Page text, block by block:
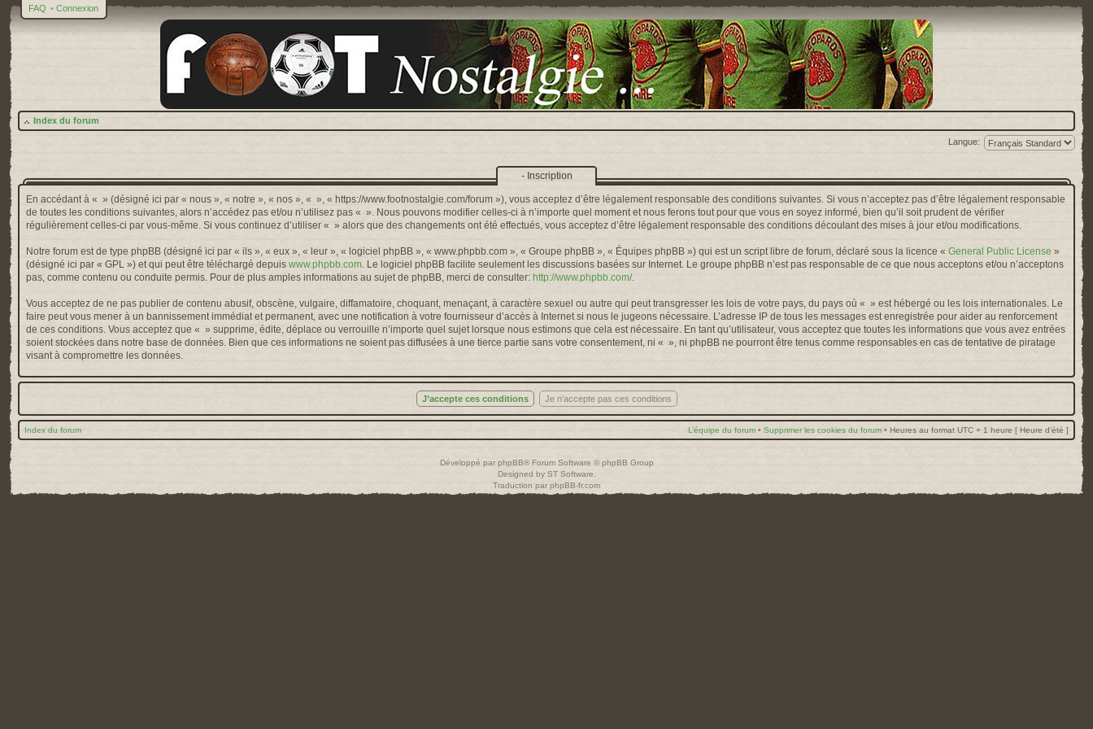
FAQ • Connexion
Index du forum
Langue:
- Inscription
En accédant à « » (désigné ici par « nous », « notre », « nos », « », « https://www.footnostalgie.com/forum »), vous acceptez d’être légalement responsable des conditions suivantes. Si vous n’acceptez pas d’être légalement responsable
de toutes les conditions suivantes, alors n’accédez pas et/ou n’utilisez pas « ». Nous pouvons modifier celles-ci à n’importe quel moment et nous ferons tout pour que vous en soyez informé, bien qu’il soit prudent de vérifier
régulièrement celles-ci par vous-même. Si vous continuez d’utiliser « » alors que des changements ont été effectués, vous acceptez d’être légalement responsable des conditions découlant des mises à jour et/ou modifications.
Notre forum est de type phpBB (désigné ici par « ils », « eux », « leur », « logiciel phpBB », « www.phpbb.com », « Groupe phpBB », « Équipes phpBB ») qui est un script libre de forum, déclaré sous la licence « General Public License »
(désigné ici par « GPL ») et qui peut être téléchargé depuis www.phpbb.com . Le logiciel phpBB facilite seulement les discussions basées sur Internet. Le groupe phpBB n’est pas responsable de ce que nous acceptons et/ou n’acceptons
pas, comme contenu ou conduite permis. Pour de plus amples informations au sujet de phpBB, merci de consulter: http://www.phpbb.com/.
Vous acceptez de ne pas publier de contenu abusif, obscène, vulgaire, diffamatoire, choquant, menaçant, à caractère sexuel ou autre qui peut transgresser les lois de votre pays, du pays où « » est hébergé ou les lois internationales. Le
faire peut vous mener à un bannissement immédiat et permanent, avec une notification à votre fournisseur d’accès à Internet si nous le jugeons nécessaire. L’adresse IP de tous les messages est enregistrée pour aider au renforcement
de ces conditions. Vous acceptez que « » supprime, édite, déplace ou verrouille n’importe quel sujet lorsque nous estimons que cela est nécessaire. En tant qu’utilisateur, vous acceptez que toutes les informations que vous avez entrées
soient stockées dans notre base de données. Bien que ces informations ne soient pas diffusées à une tierce partie sans votre consentement, ni « », ni phpBB ne pourront être tenus comme responsables en cas de tentative de piratage
visant à compromettre les données.
Index du forum L’équipe du forum • Supprimer les cookies du forum • Heures au format UTC + 1 heure [ Heure d’été ]
Développé parphpBB® Forum Software © phpBB Group
Designed by ST Software
Traduction par phpBB-fr.com